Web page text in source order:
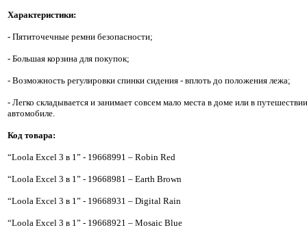
Характеристики:
- Пятиточечные ремни безопасности;
- Большая корзина для покупок;
- Возможность регулировки спинки сидения - вплоть до положения лежа;
- Легко складывается и занимает совсем мало места в доме или в
автомобиле.
Код товара:
“Loola Excel 3 в 1” - 19668991 – Robin Red
“Loola Excel 3 в 1” - 19668981 – Earth Brown
“Loola Excel 3 в 1” - 19668931 – Digital Rain
“Loola Excel 3 в 1” - 19668921 – Mosaic Blue